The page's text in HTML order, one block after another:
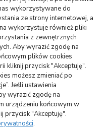
wykorzystywane do
ze strony internetowej, a
wykorzystuje również pliki
z zewnętrznych
Aby wyrazić zgodę na
plików cookies
kliknij przycisk "Akceptuję".
możesz zmieniać po
Jeśli ustawienia
wyrazić zgodę na
urządzeniu końcowym w
przycisk "Akceptuję".
.
do rynny –
na Mazurach
się opłaca?